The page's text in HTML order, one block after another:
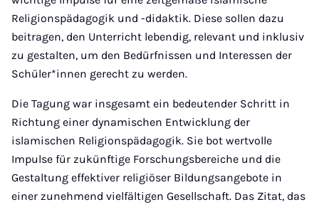
Religionspädagogik und -didaktik. Diese sollen dazu
beitragen, den Unterricht lebendig, relevant und inklusiv
zu gestalten, um den Bedürfnissen und Interessen der
Schüler*innen gerecht zu werden.
Die Tagung war insgesamt ein bedeutender Schritt in
Richtung einer dynamischen Entwicklung der
islamischen Religionspädagogik. Sie bot wertvolle
Impulse für zukünftige Forschungsbereiche und die
Gestaltung effektiver religiöser Bildungsangebote in
einer zunehmend vielfältigen Gesellschaft. Das Zitat, das